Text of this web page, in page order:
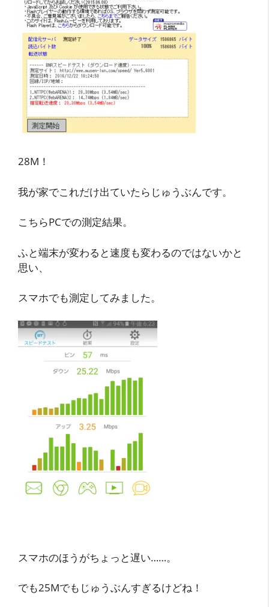
28M！
我が家でこれだけ出ていたらじゅうぶんです。
こちらPCでの測定結果。
ふと端末が変わると速度も変わるのではないかと
思い、
スマホでも測定してみました。
スマホのほうがちょっと遅い……。
でも25Mでもじゅうぶんすぎるけどね！